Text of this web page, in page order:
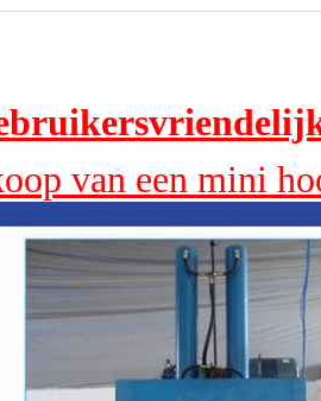
van een mini